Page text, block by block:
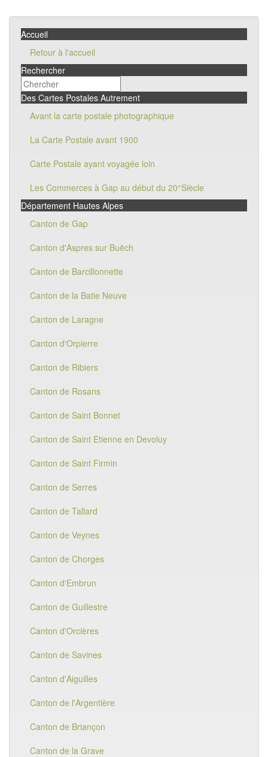
Accueil
Retour à l'accueil
Rechercher
Des Cartes Postales Autrement
Avant la carte postale photographique
La Carte Postale avant 1900
Carte Postale ayant voyagée loin
Les Commerces à Gap au début du 20°Siècle
Département Hautes Alpes
Canton de Gap
Canton d'Aspres sur Buëch
Canton de Barcillonnette
Canton de la Batie Neuve
Canton de Laragne
Canton d'Orpierre
Canton de Ribiers
Canton de Rosans
Canton de Saint Bonnet
Canton de Saint Etienne en Devoluy
Canton de Saint Firmin
Canton de Serres
Canton de Tallard
Canton de Veynes
Canton de Chorges
Canton d'Embrun
Canton de Guillestre
Canton d'Orcières
Canton de Savines
Canton d'Aiguilles
Canton de l'Argentière
Canton de Briançon
Canton de la Grave